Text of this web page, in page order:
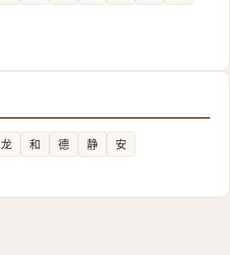
龙 和 德 静 安